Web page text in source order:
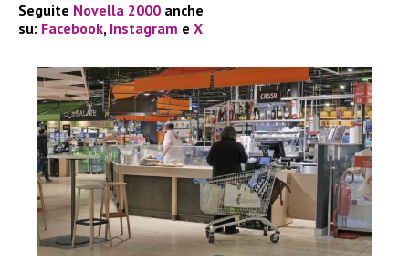
Seguite Novella 2000 anche
su: Facebook, Instagram e X.